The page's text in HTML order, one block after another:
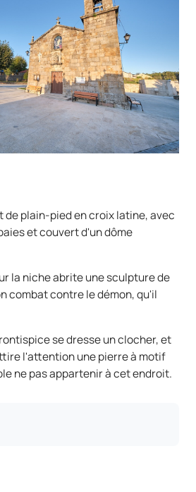
de plain-pied en croix latine, avec
et couvert d'un dôme
la niche abrite une sculpture de
combat contre le démon, qu'il
se dresse un clocher, et
l'attention une pierre à motif
ne pas appartenir à cet endroit.